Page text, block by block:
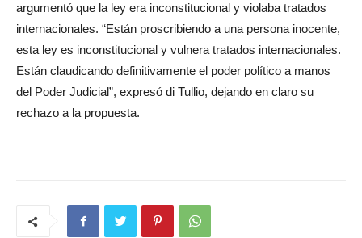
argumentó que la ley era inconstitucional y violaba tratados
internacionales. “Están proscribiendo a una persona inocente,
esta ley es inconstitucional y vulnera tratados internacionales.
Están claudicando definitivamente el poder político a manos
del Poder Judicial”, expresó di Tullio, dejando en claro su
rechazo a la propuesta.